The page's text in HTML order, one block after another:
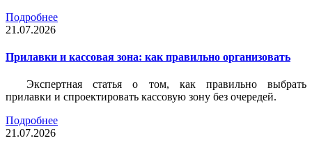
Подробнее
21.07.2026
Прилавки и кассовая зона: как правильно организовать
Экспертная статья о том, как правильно выбрать
прилавки и спроектировать кассовую зону без очередей.
Подробнее
21.07.2026